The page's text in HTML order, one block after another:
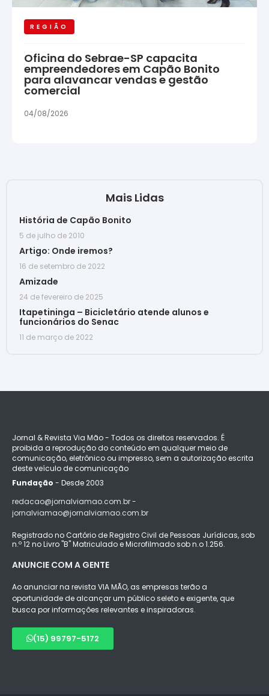
REGIÃO
Oficina do Sebrae-SP capacita
empreendedores em Capão Bonito
para alavancar vendas e gestão
comercial
04/08/2026
Mais Lidas
História de Capão Bonito
5 de julho de 2010
Artigo: Onde iremos?
16 de setembro de 2022
Amizade
24 de fevereiro de 2025
Itapetininga – Bicicletário atende alunos e
funcionários do Senac
11 de março de 2022
Jornal & Revista Via Mão - Todos os direitos reservados. É
proibida a reprodução do conteúdo em qualquer meio de
comunicação, eletrônico ou impresso, sem a autorização escrita
deste veículo de comunicação
Fundação - Desde 2003
redacao@jornalviamao.com.br -
jornalviamao@jornalviamao.com.br
Registrado no Cartório de Registro Civil de Pessoas Jurídicas, sob
n.º 12 no Livro "B" Matriculado e Microfilmado sob n.o 1.256.
ANUNCIE COM A GENTE
Ao anunciar na revista VIA MÃO, as empresas terão a
oportunidade de alcançar um público seleto e exigente, que
busca por informações relevantes e inspiradoras.
(15) 99797-5172